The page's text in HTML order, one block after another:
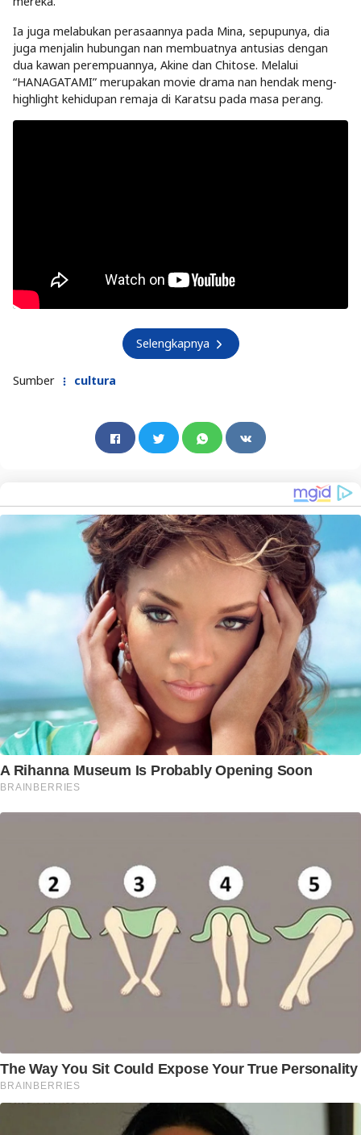
Ia juga melabukan perasaannya pada Mina, sepupunya, dia
juga menjalin hubungan nan membuatnya antusias dengan
dua kawan perempuannya, Akine dan Chitose. Melalui
“HANAGATAMI” merupakan movie drama nan hendak meng-
highlight kehidupan remaja di Karatsu pada masa perang.
Selengkapnya
Sumber cultura